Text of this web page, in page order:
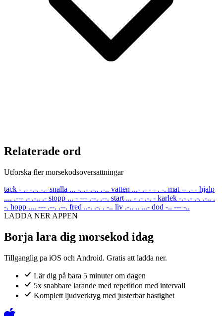
Relaterade ord
Utforska fler morsekodsoversattningar
tack - .- -.-. -.- snalla ... -. .- .-.. .-.. vatten ...- .- - - . -. mat -- .- - hjalp
.... .--- .- .-.. .- stopp ... - --- .--. .--. start ... - .- .-. - karlek -.- .- .-. .-.. .
-. hopp .... --- .--. .--. fred ..-. .-. . -.. liv .-.. .. ...- dod -.. --- -..
LADDA NER APPEN
Borja lara dig morsekod idag
Tillganglig pa iOS och Android. Gratis att ladda ner.
Lär dig på bara 5 minuter om dagen
5x snabbare larande med repetition med intervall
Komplett ljudverktyg med justerbar hastighet